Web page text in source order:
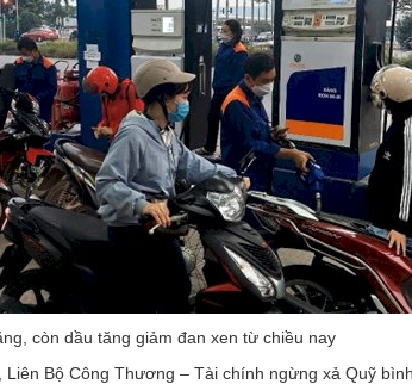
còn dầu tăng giảm đan xen từ chiều nay
Liên Bộ Công Thương – Tài chính ngừng xả Quỹ